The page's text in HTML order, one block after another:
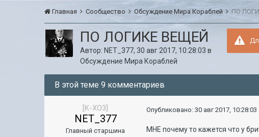
Главная Сообщество Обсуждение Мира Кораблей ПО
ПО ЛОГИКЕ ВЕЩЕЙ
Автор: NET_377,30 авг 2017, 10:28:03 в
Обсуждение Мира Кораблей
В этой теме 9 комментариев
[K-XO3]
NET_377
Главный старшина
Опубликовано:30 авг 2017, 10:28:03
МНЕ почему то кажется что у